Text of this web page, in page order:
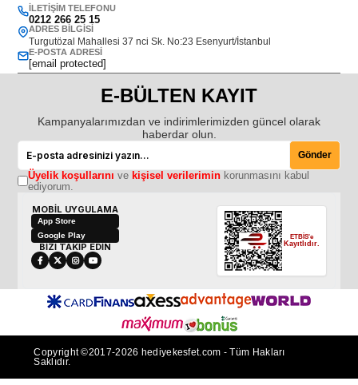
İLETIŞIM TELEFONU
0212 266 25 15
ADRES BILGISI
Turgutözal Mahallesi 37 nci Sk. No:23 Esenyurt/İstanbul
E-POSTA ADRESI
[email protected]
E-BÜLTEN KAYIT
Kampanyalarımızdan ve indirimlerimizden güncel olarak
haberdar olun.
Gönder
Üyelik koşullarını ve kişisel verileriminkorunmasını kabul
ediyorum.
MOBİL UYGULAMA
App Store
Google Play
BİZİ TAKİP EDİN
ETBİS'e
Kayıtlıdır.
Copyright ©2017-2026 hediyekesfet.com - Tüm Hakları
Saklıdır.